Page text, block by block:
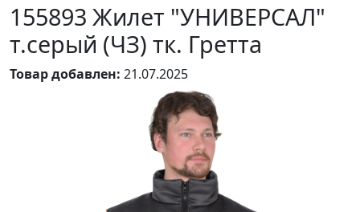
155893 Жилет "УНИВЕРСАЛ"
т.серый (ЧЗ) тк. Гретта
Товар добавлен: 21.07.2025